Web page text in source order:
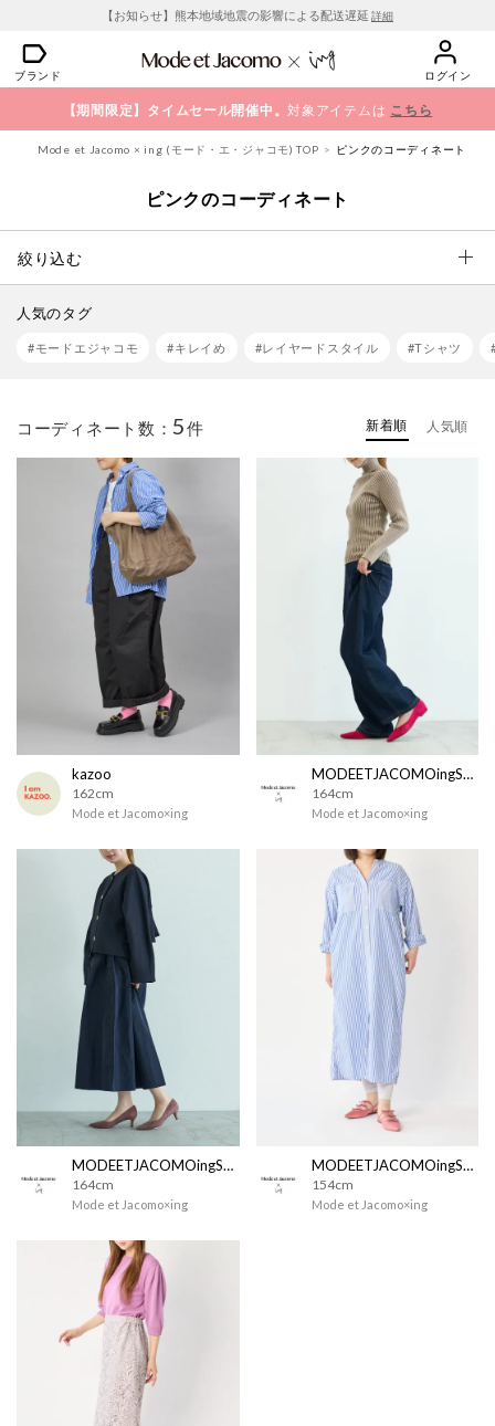
【お知らせ】熊本地域地震の影響による配送遅延 詳細
ブランド ログイン
【期間限定】タイムセール開催中。対象アイテムは こちら
Mode et Jacomo × ing (モード・エ・ジャコモ) TOP ピンクのコーディネート
ピンクのコーディネート
絞り込む
人気のタグ
#モードエジャコモ #キレイめ #レイヤードスタイル #Tシャツ
コーディネート数：5件 新着順 人気順
kazoo
162cm
Mode et Jacomo×ing
MODEETJACOMOingSTAFF
164cm
Mode et Jacomo×ing
MODEETJACOMOingSTAFF
164cm
Mode et Jacomo×ing
MODEETJACOMOingSTAFF
154cm
Mode et Jacomo×ing